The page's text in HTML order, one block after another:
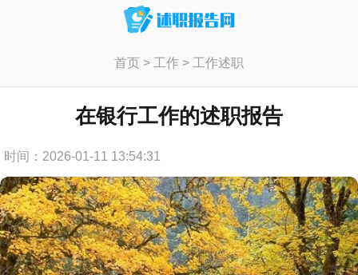
首页> 工作> 工作述职
在银行工作的述职报告
时间：2026-01-11 13:54:31